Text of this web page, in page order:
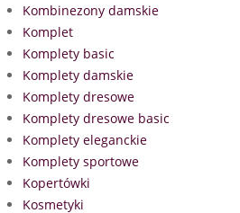
Kombinezony damskie
Komplet
Komplety basic
Komplety damskie
Komplety dresowe
Komplety dresowe basic
Komplety eleganckie
Komplety sportowe
Kopertówki
Kosmetyki